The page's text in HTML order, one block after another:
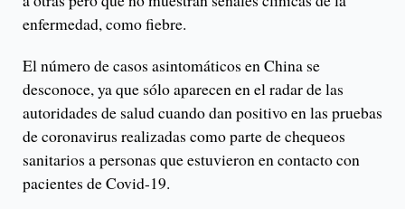
enfermedad, como fiebre.
El número de casos asintomáticos en China se
desconoce, ya que sólo aparecen en el radar de las
autoridades de salud cuando dan positivo en las pruebas
de coronavirus realizadas como parte de chequeos
sanitarios a personas que estuvieron en contacto con
pacientes de Covid-19.